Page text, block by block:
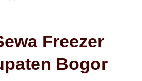
Freezer
Bogor